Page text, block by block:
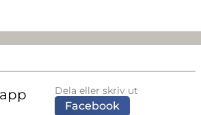
Dela eller skriv ut
Facebook